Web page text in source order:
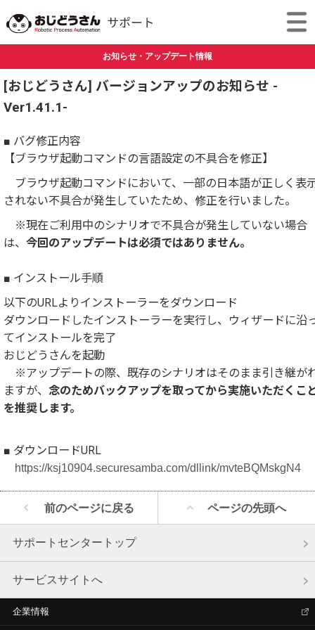
お知らせ・アップデート情報
[おじどうさん] バージョンアップのお知らせ -
Ver1.41.1-
■ バグ修正内容
【ブラウザ起動コマンドの言語設定の不具合を修正】
ブラウザ起動コマンドにおいて、一部の日本語が正しく表
されない不具合が発生していたため、修正を行いました。
※現在ご利用中のシナリオで不具合が発生していない場合
は、 今回のアップデートは必須ではありません。
■ インストール手順
以下のURLよりインストーラーをダウンロード
ダウンロードしたインストーラーを実行し、ウィザードに沿
てインストールを完了
おじどうさんを起動
※アップデートの際、既存のシナリオはそのまま引き継が
ますが、 念のためバックアップを取ってから実施いただくこ
を推奨します。
■ ダウンロードURL
https://ksj10904.securesamba.com/dllink/mvteBQMskgN4
前のページに戻る ページの先頭へ
サポートセンタートップ
サービスサイトへ
企業情報